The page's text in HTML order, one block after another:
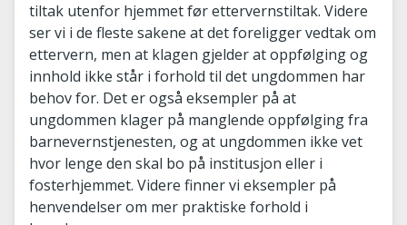
tiltak utenfor hjemmet før ettervernstiltak. Videre
ser vi i de fleste sakene at det foreligger vedtak om
ettervern, men at klagen gjelder at oppfølging og
innhold ikke står i forhold til det ungdommen har
behov for. Det er også eksempler på at
ungdommen klager på manglende oppfølging fra
barnevernstjenesten, og at ungdommen ikke vet
hvor lenge den skal bo på institusjon eller i
fosterhjemmet. Videre finner vi eksempler på
henvendelser om mer praktiske forhold i